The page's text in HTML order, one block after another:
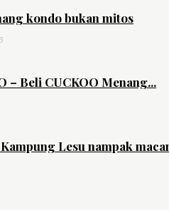
kondo bukan mitos
– Beli CUCKOO Menang...
Lesu nampak